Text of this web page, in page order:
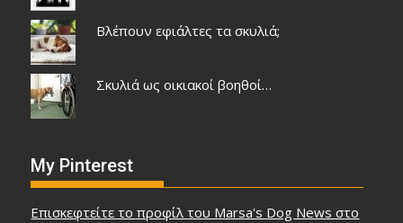
Βλέπουν εφιάλτες τα σκυλιά;
Σκυλιά ως οικιακοί βοηθοί…
My Pinterest
Επισκεφτείτε το προφίλ του Marsa's Dog News στο